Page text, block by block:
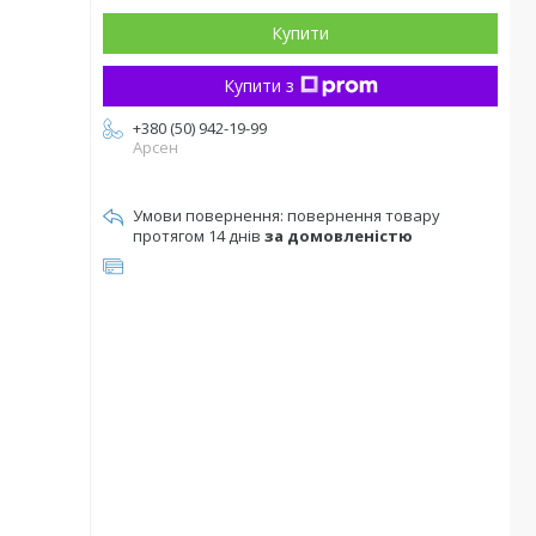
Купити
Купити з
+380 (50) 942-19-99
Арсен
повернення товару
протягом 14 днів за домовленістю